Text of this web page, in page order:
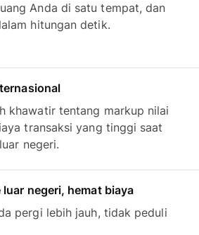
Anda di satu tempat, dan
hitungan detik.
khawatir tentang markup nilai
transaksi yang tinggi saat
negeri.
luar negeri, hemat biaya
pergi lebih jauh, tidak peduli